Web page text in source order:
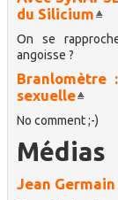
du Silicium
On se
angoisse ?
Branlomètre
sexuelle
No comment ;-)
Médias
Jean